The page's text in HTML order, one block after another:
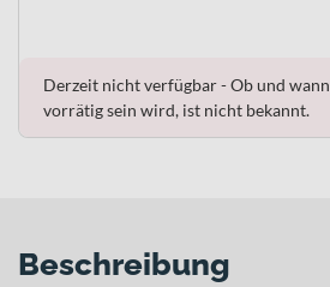
Derzeit nicht verfügbar - Ob und
vorrätig sein wird, ist nicht bekannt.
Beschreibung